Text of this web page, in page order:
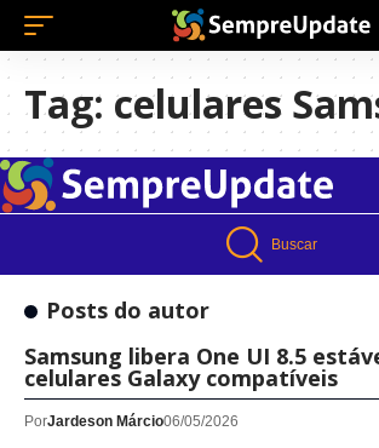
Tag: celulares
Buscar
Posts do autor
Samsung libera One UI 8.5
celulares Galaxy compatíveis
PorJardeson Márcio06/05/2026